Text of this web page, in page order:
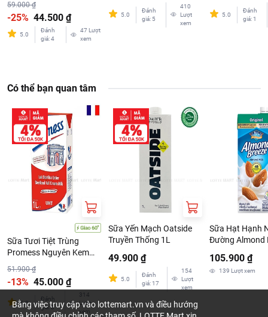
59.000 ₫
-25% 44.500 ₫
5.0
Đánh
giá:4
47 Lượt
xem
5.0
Đánh
giá: 5
410
Lượt
xem
5.0
Đánh
giá: 1
Có thể bạn quan tâm
Sữa Tươi Tiệt Trùng
Promess Nguyên Kem
51.900 ₫
-13% 45.000 ₫
5.0
Đánh
giá :8
314
Lượt
xem
Sữa Yến Mạch Oatside
Truyền Thống 1L
49.900 ₫
5.0
Đánh
giá: 17
154
Lượt
xem
Sữa Hạt Hạnh
Đường Almond
946ml
105.900 ₫
139 Lượt xem
Bằng việc truy cập vào lottemart.vn và điều hướng